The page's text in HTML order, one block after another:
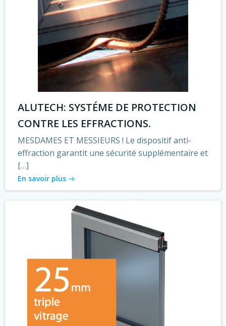
ALUTECH: SYSTÉME DE PROTECTION
CONTRE LES EFFRACTIONS.
MESDAMES ET MESSIEURS ! Le dispositif anti-
effraction garantit une sécurité supplémentaire et
[…]
En savoir plus